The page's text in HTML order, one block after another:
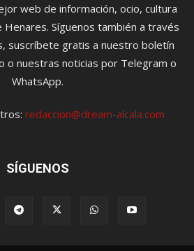
web de información, ocio, cultura
Henares. Síguenos también a través
suscríbete gratis a nuestro boletín
o nuestras noticias por Telegram o
WhatsApp.
redaccion@dream-alcala.com
SÍGUENOS